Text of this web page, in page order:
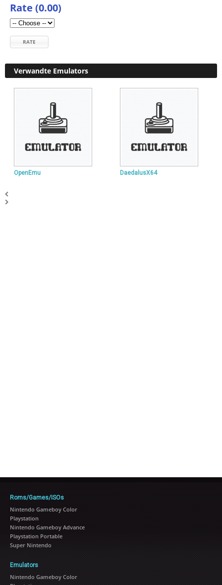
Rate (0.00)
RATE
Verwandte Emulators
OpenEmu DaedalusX64
Roms/Games/ISOs
Nintendo Gameboy Color
Playstation
Nintendo Gameboy Advance
Playstation Portable
Super Nintendo
Emulators
Nintendo Gameboy Color